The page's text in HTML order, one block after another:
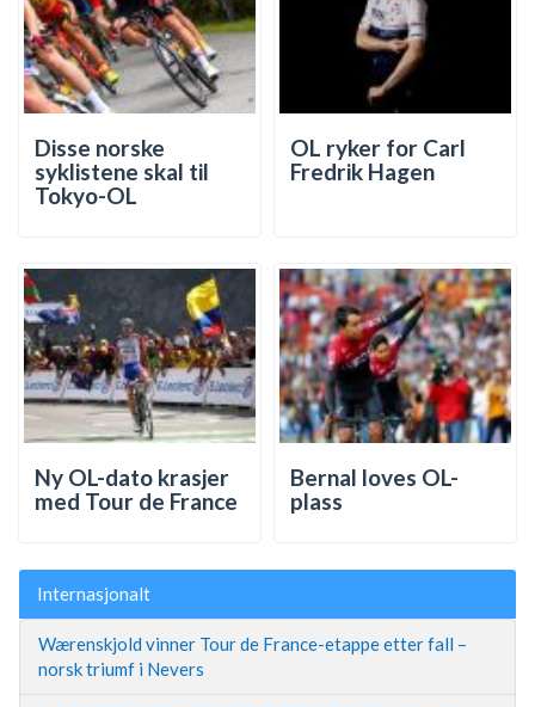
Disse norske
syklistene skal til
Tokyo-OL
OL ryker for Carl
Fredrik Hagen
Ny OL-dato krasjer
med Tour de France
Bernal loves OL-
plass
Internasjonalt
Wærenskjold vinner Tour de France-etappe etter fall –
norsk triumf i Nevers